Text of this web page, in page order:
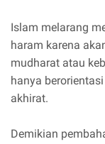
Islam melarang
haram karena
mudharat atau
hanya
akhirat.
Demikian